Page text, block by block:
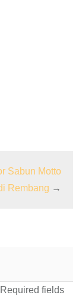
Sabun Motto
Rembang →
Required fields